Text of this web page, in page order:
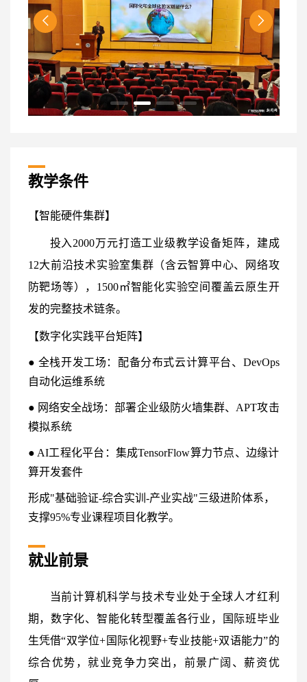
教学条件
【智能硬件集群】
投入2000万元打造工业级教学设备矩阵，建成
12大前沿技术实验室集群（含云智算中心、网络攻
防靶场等），1500㎡智能化实验空间覆盖云原生开
发的完整技术链条。
【数字化实践平台矩阵】
● 全栈开发工场：配备分布式云计算平台、DevOps
自动化运维系统
● 网络安全战场：部署企业级防火墙集群、APT攻击
模拟系统
● AI工程化平台：集成TensorFlow算力节点、边缘计
算开发套件
形成"基础验证-综合实训-产业实战"三级进阶体系，
支撑95%专业课程项目化教学。
就业前景
当前计算机科学与技术专业处于全球人才红利
期，数字化、智能化转型覆盖各行业，国际班毕业
生凭借“双学位+国际化视野+专业技能+双语能力”的
综合优势，就业竞争力突出，前景广阔、薪资优